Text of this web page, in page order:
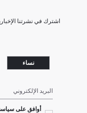
اشترك في نشرتنا الإخبارية واحصل
نساء
البريد الإلكتروني
أوافق على